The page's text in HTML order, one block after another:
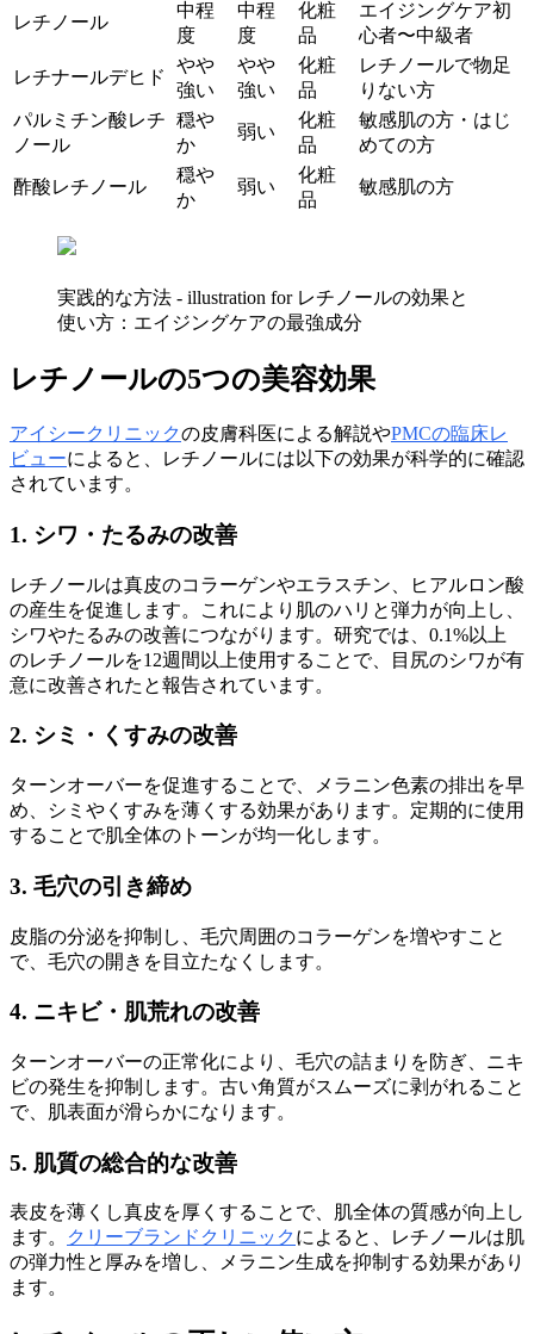
レチノール
中程
度
中程
度
化粧
品
エイジングケア初
心者〜中級者
レチナールデヒド
やや
強い
やや
強い
化粧
品
レチノールで物足
りない方
パルミチン酸レチ
ノール
穏や
か
弱い
化粧
品
敏感肌の方・はじ
めての方
酢酸レチノール
穏や
か
弱い
化粧
品
敏感肌の方
実践的な方法 - illustration for レチノールの効果と
使い方：エイジングケアの最強成分
レチノールの5つの美容効果
アイシークリニックの皮膚科医による解説やPMCの臨床レ
ビューによると、レチノールには以下の効果が科学的に確認
されています。
1. シワ・たるみの改善
レチノールは真皮のコラーゲンやエラスチン、ヒアルロン酸
の産生を促進します。これにより肌のハリと弾力が向上し、
シワやたるみの改善につながります。研究では、0.1%以上
のレチノールを12週間以上使用することで、目尻のシワが有
意に改善されたと報告されています。
2. シミ・くすみの改善
ターンオーバーを促進することで、メラニン色素の排出を早
め、シミやくすみを薄くする効果があります。定期的に使用
することで肌全体のトーンが均一化します。
3. 毛穴の引き締め
皮脂の分泌を抑制し、毛穴周囲のコラーゲンを増やすこと
で、毛穴の開きを目立たなくします。
4. ニキビ・肌荒れの改善
ターンオーバーの正常化により、毛穴の詰まりを防ぎ、ニキ
ビの発生を抑制します。古い角質がスムーズに剥がれること
で、肌表面が滑らかになります。
5. 肌質の総合的な改善
表皮を薄くし真皮を厚くすることで、肌全体の質感が向上し
ます。
クリーブランドクリニック によると、レチノールは肌
の弾力性と厚みを増し、メラニン生成を抑制する効果があり
ます。